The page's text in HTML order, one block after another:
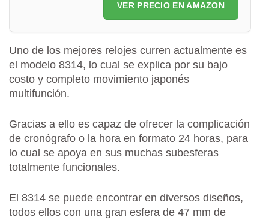
VER PRECIO EN AMAZON
Uno de los mejores relojes curren actualmente es
el modelo 8314, lo cual se explica por su bajo
costo y completo movimiento japonés
multifunción.
Gracias a ello es capaz de ofrecer la complicación
de cronógrafo o la hora en formato 24 horas, para
lo cual se apoya en sus muchas subesferas
totalmente funcionales.
El 8314 se puede encontrar en diversos diseños,
todos ellos con una gran esfera de 47 mm de